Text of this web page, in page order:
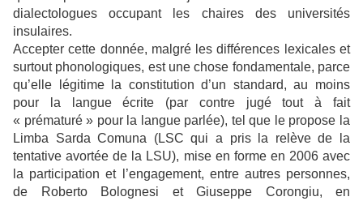
dialectologues occupant les chaires des universités
insulaires.
Accepter cette donnée, malgré les différences lexicales et
surtout phonologiques, est une chose fondamentale, parce
qu’elle légitime la constitution d’un standard, au moins
pour la langue écrite (par contre jugé tout à fait
« prématuré » pour la langue parlée), tel que le propose la
Limba Sarda Comuna (LSC qui a pris la relève de la
tentative avortée de la LSU), mise en forme en 2006 avec
la participation et l’engagement, entre autres personnes,
de Roberto Bolognesi et Giuseppe Corongiu, en